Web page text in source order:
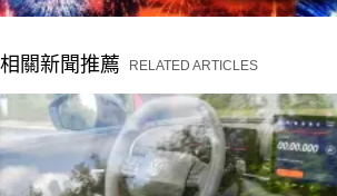
相關新聞推薦 RELATED ARTICLES